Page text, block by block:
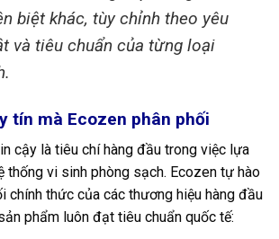
biệt khác, tùy chỉnh theo yêu
và tiêu chuẩn của từng loại
tín mà Ecozen phân phối
cậy là tiêu chí hàng đầu trong việc lựa
thống vi sinh phòng sạch. Ecozen tự hào
chính thức của các thương hiệu hàng đầu
phẩm luôn đạt tiêu chuẩn quốc tế: